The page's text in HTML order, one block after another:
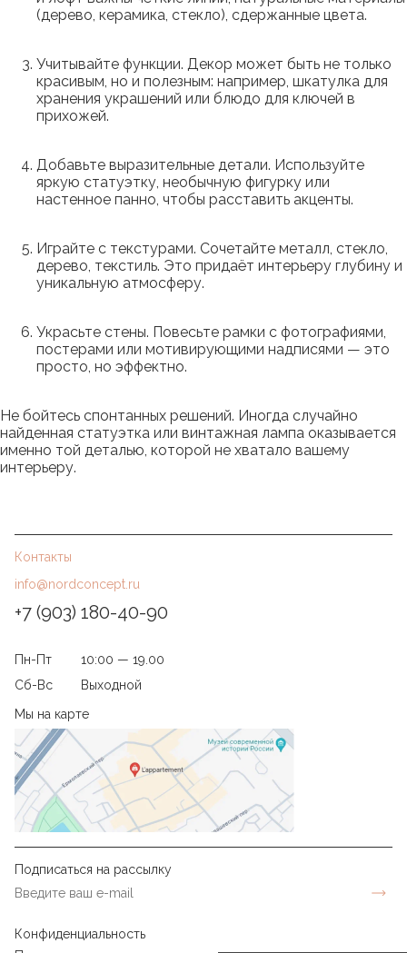
(дерево, керамика, стекло), сдержанные цвета.
Учитывайте функции. Декор может быть не только
красивым, но и полезным: например, шкатулка для
хранения украшений или блюдо для ключей в
прихожей.
Добавьте выразительные детали. Используйте
яркую статуэтку, необычную фигурку или
настенное панно, чтобы расставить акценты.
Играйте с текстурами. Сочетайте металл, стекло,
дерево, текстиль. Это придаёт интерьеру глубину и
уникальную атмосферу.
Украсьте стены. Повесьте рамки с фотографиями,
постерами или мотивирующими надписями — это
просто, но эффектно.
Не бойтесь спонтанных решений. Иногда случайно
найденная статуэтка или винтажная лампа оказывается
именно той деталью, которой не хватало вашему
интерьеру.
Контакты
info@nordconcept.ru
+7 (903) 180-40-90
Пн-Пт
10:00 — 19.00
Сб-Вс
Выходной
Мы на карте
Подписаться на рассылку
Конфиденциальность